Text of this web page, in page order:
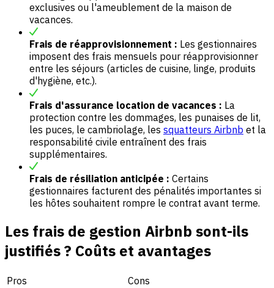
exclusives ou l'ameublement de la maison de
vacances.
Frais de réapprovisionnement : Les gestionnaires
imposent des frais mensuels pour réapprovisionner
entre les séjours (articles de cuisine, linge, produits
d'hygiène, etc.).
Frais d'assurance location de vacances : La
protection contre les dommages, les punaises de lit,
les puces, le cambriolage, les squatteurs Airbnb et la
responsabilité civile entraînent des frais
supplémentaires.
Frais de résiliation anticipée : Certains
gestionnaires facturent des pénalités importantes si
les hôtes souhaitent rompre le contrat avant terme.
Les frais de gestion Airbnb sont-ils
justifiés ? Coûts et avantages
Pros
Cons